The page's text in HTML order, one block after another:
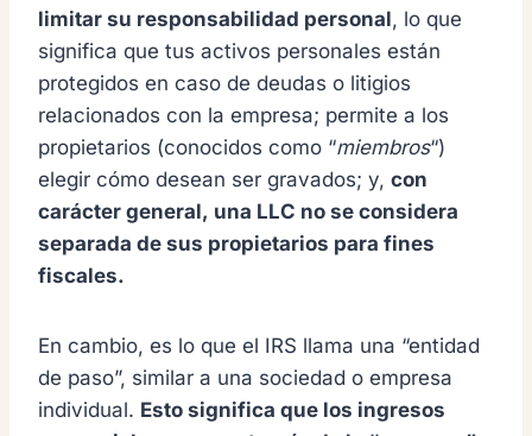
limitar su responsabilidad personal, lo que
significa que tus activos personales están
protegidos en caso de deudas o litigios
relacionados con la empresa; permite a los
propietarios (conocidos como “miembros“)
elegir cómo desean ser gravados; y, con
carácter general, una LLC no se considera
separada de sus propietarios para fines
fiscales.
En cambio, es lo que el IRS llama una “entidad
de paso”, similar a una sociedad o empresa
individual. Esto significa que los ingresos